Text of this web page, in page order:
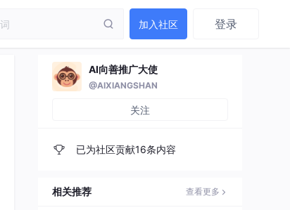
加入社区 登录
AI向善推广大使
@AIXIANGSHAN
关注
已为社区贡献16条内容
相关推荐 查看更多